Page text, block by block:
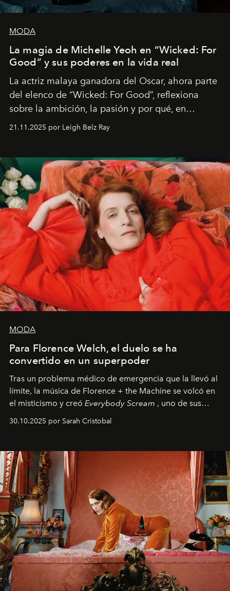
MODA
La magia de Michelle Yeoh en “Wicked: For
Good” y sus poderes en la vida real
La actriz malaya ganadora del Oscar, ahora parte
del elenco de “Wicked: For Good”, reflexiona
sobre la ambición, la pasión y por qué, en
ocasiones, la introspección puede esperar. “Es
importa si no lo entienden’”, confiesa.
21.11.2025 por Leigh Belz Ray
MODA
Para Florence Welch, el duelo se ha
convertido en un superpoder
Tras un problema médico de emergencia que la llevó al
límite, la música de Florence + the Machine se volcó en
el misticismo y creó Everybody Scream , uno de sus
álbumes más profundos hasta la fecha.
30.10.2025 por Sarah Cristobal